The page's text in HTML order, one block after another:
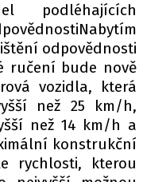
podléhajících
odpovědnosti
ručení bude nově
vozidla, která
než 25 km/h,
než 14 km/h a
konstrukční
rychlosti, kterou